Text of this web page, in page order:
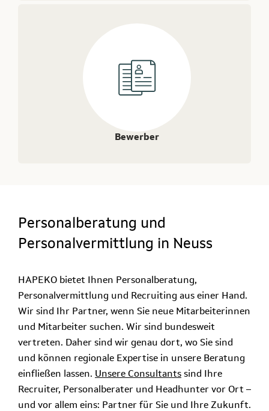
Bewerber
Personalberatung und
Personalvermittlung in Neuss
HAPEKO bietet Ihnen Personalberatung,
Personalvermittlung und Recruiting aus einer Hand.
Wir sind Ihr Partner, wenn Sie neue Mitarbeiterinnen
und Mitarbeiter suchen. Wir sind bundesweit
vertreten. Daher sind wir genau dort, wo Sie sind
und können regionale Expertise in unsere Beratung
einfließen lassen. Unsere Consultants sind Ihre
Recruiter, Personalberater und Headhunter vor Ort –
und vor allem eins: Partner für Sie und Ihre Zukunft.